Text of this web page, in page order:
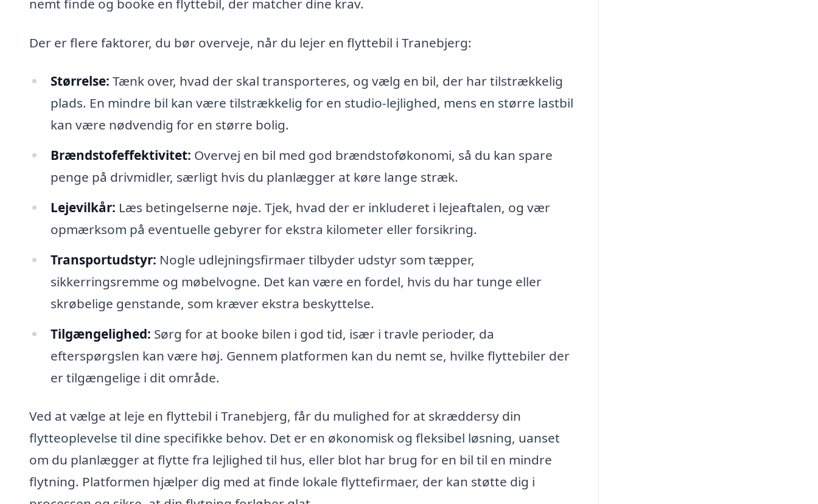
nemt finde og booke en flyttebil, der matcher dine krav.
Der er flere faktorer, du bør overveje, når du lejer en flyttebil i Tranebjerg:
Størrelse: Tænk over, hvad der skal transporteres, og vælg en bil, der har tilstrækkelig
plads. En mindre bil kan være tilstrækkelig for en studio-lejlighed, mens en større lastbil
kan være nødvendig for en større bolig.
Brændstofeffektivitet: Overvej en bil med god brændstoføkonomi, så du kan spare
penge på drivmidler, særligt hvis du planlægger at køre lange stræk.
Lejevilkår: Læs betingelserne nøje. Tjek, hvad der er inkluderet i lejeaftalen, og vær
opmærksom på eventuelle gebyrer for ekstra kilometer eller forsikring.
Transportudstyr: Nogle udlejningsfirmaer tilbyder udstyr som tæpper,
sikkerringsremme og møbelvogne. Det kan være en fordel, hvis du har tunge eller
skrøbelige genstande, som kræver ekstra beskyttelse.
Tilgængelighed: Sørg for at booke bilen i god tid, især i travle perioder, da
efterspørgslen kan være høj. Gennem platformen kan du nemt se, hvilke flyttebiler der
er tilgængelige i dit område.
Ved at vælge at leje en flyttebil i Tranebjerg, får du mulighed for at skræddersy din
flytteoplevelse til dine specifikke behov. Det er en økonomisk og fleksibel løsning, uanset
om du planlægger at flytte fra lejlighed til hus, eller blot har brug for en bil til en mindre
flytning. Platformen hjælper dig med at finde lokale flyttefirmaer, der kan støtte dig i